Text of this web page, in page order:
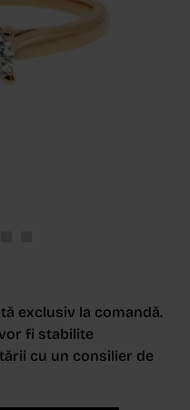
exclusiv la comandă.
fi stabilite
cu un consilier de